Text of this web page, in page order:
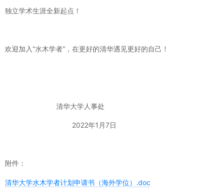
独立学术生涯全新起点！
欢迎加入“水木学者”，在更好的清华遇见更好的自己！
清华大学人事处
2022年1月7日
附件：
清华大学水木学者计划申请书（海外学位）.doc